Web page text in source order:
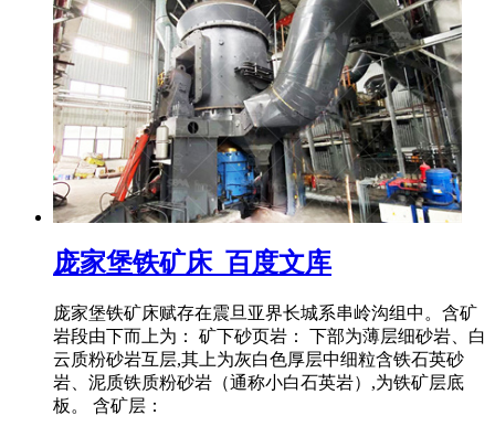
庞家堡铁矿床_百度文库
庞家堡铁矿床赋存在震旦亚界长城系串岭沟组中。含矿
岩段由下而上为： 矿下砂页岩： 下部为薄层细砂岩、白
云质粉砂岩互层,其上为灰白色厚层中细粒含铁石英砂
岩、泥质铁质粉砂岩（通称小白石英岩）,为铁矿层底
板。 含矿层：